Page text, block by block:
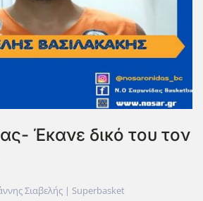
Έκανε δικό του τον
Σιαβελής | Superbasket